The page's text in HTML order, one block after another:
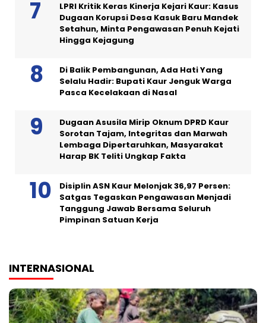
LPRI Kritik Keras Kinerja Kejari Kaur: Kasus
Dugaan Korupsi Desa Kasuk Baru Mandek
Setahun, Minta Pengawasan Penuh Kejati
Hingga Kejagung
Di Balik Pembangunan, Ada Hati Yang
Selalu Hadir: Bupati Kaur Jenguk Warga
Pasca Kecelakaan di Nasal
Dugaan Asusila Mirip Oknum DPRD Kaur
Sorotan Tajam, Integritas dan Marwah
Lembaga Dipertaruhkan, Masyarakat
Harap BK Teliti Ungkap Fakta
Disiplin ASN Kaur Melonjak 36,97 Persen:
Satgas Tegaskan Pengawasan Menjadi
Tanggung Jawab Bersama Seluruh
Pimpinan Satuan Kerja
INTERNASIONAL